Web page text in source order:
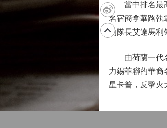
當中排名最高
名宿簡拿華路執
的隊長艾達馬利
由荷蘭一代名
力錫菲聯的華裔
星卡普，反擊火